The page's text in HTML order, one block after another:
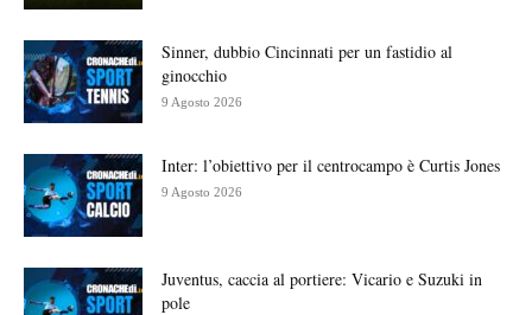
Sinner, dubbio Cincinnati per un fastidio al
ginocchio
9 Agosto 2026
Inter: l’obiettivo per il centrocampo è Curtis Jones
9 Agosto 2026
Juventus, caccia al portiere: Vicario e Suzuki in
pole